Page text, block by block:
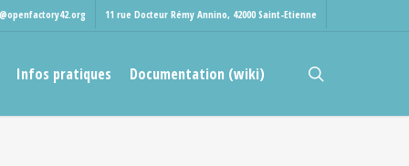
11 rue Docteur Rémy Annino, 42000 Saint-Etienne
Infos pratiques Documentation (wiki)